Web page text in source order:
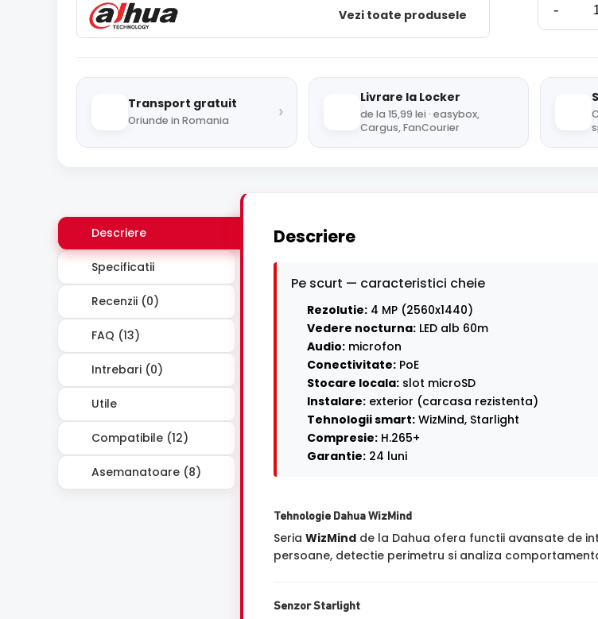
Vezi toate produsele -
Transport gratuit
Oriunde in Romania ›
Livrare la Locker
de la 15,99 lei · easybox,
Cargus, FanCourier
Descriere
Specificatii
Recenzii (0)
FAQ (13)
Intrebari (0)
Utile
Compatibile (12)
Asemanatoare (8)
Descriere
Pe scurt — caracteristici cheie
Rezolutie: 4 MP (2560x1440)
Vedere nocturna: LED alb 60m
Audio: microfon
Conectivitate: PoE
Stocare locala: slot microSD
Instalare: exterior (carcasa rezistenta)
Tehnologii smart: WizMind, Starlight
Compresie: H.265+
Garantie: 24 luni
Tehnologie Dahua WizMind
Seria WizMind de la Dahua ofera functii avansate de
persoane, detectie perimetru si analiza
Senzor Starlight